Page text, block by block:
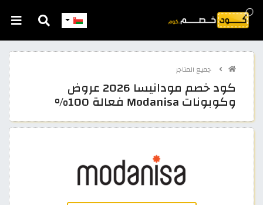
جميع المتاجر
كود خصم مودانيسا 2026 عروض
وكوبونات Modanisa فعالة 100%